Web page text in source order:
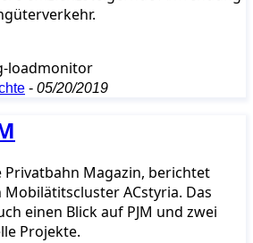
- 05/20/2019
Privatbahn Magazin, berichtet
ACstyria. Das
einen Blick auf PJM und zwei
Projekte.